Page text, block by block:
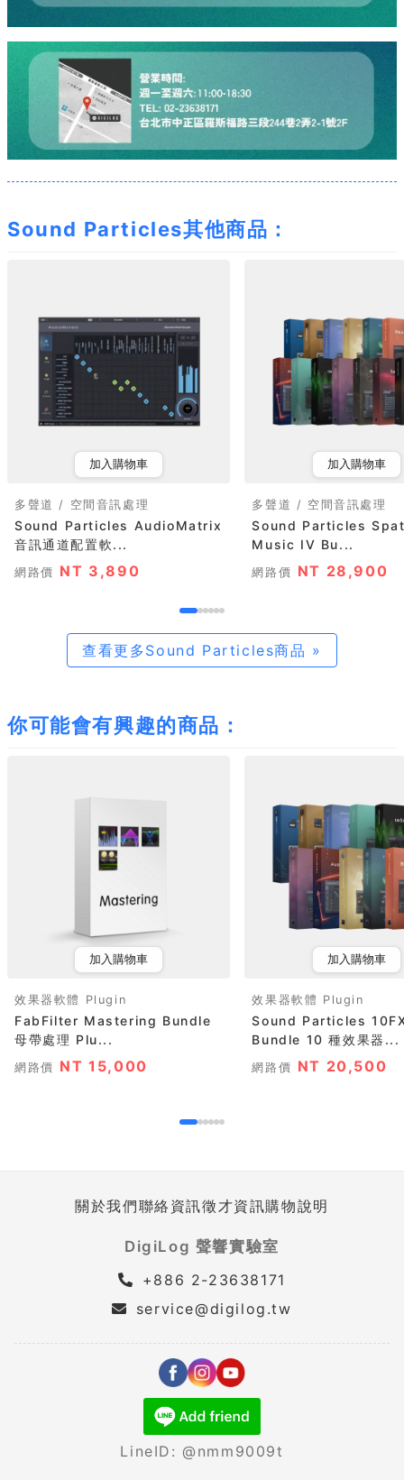
Sound Particles其他商品：
加入購物車
多聲道 / 空間音訊處理
Sound Particles AudioMatrix
音訊通道配置軟...
網路價 NT 3,890
加入購物車
多聲道 / 空間音訊處理
Sound Particles
Music IV Bu...
網路價 NT 28,900
查看更多Sound Particles商品 »
你可能會有興趣的商品：
加入購物車
效果器軟體 Plugin
FabFilter Mastering Bundle
母帶處理 Plu...
網路價 NT 15,000
加入購物車
效果器軟體 Plugin
Sound Particles
Bundle 10 種效果器...
網路價 NT 20,500
關於我們聯絡資訊徵才資訊購物說明
DigiLog 聲響實驗室
+886 2-23638171
service@digilog.tw
LineID: @nmm9009t